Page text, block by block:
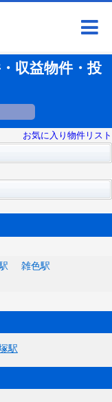
収益物件・投
お気に入り物件リスト
雑色駅
駅